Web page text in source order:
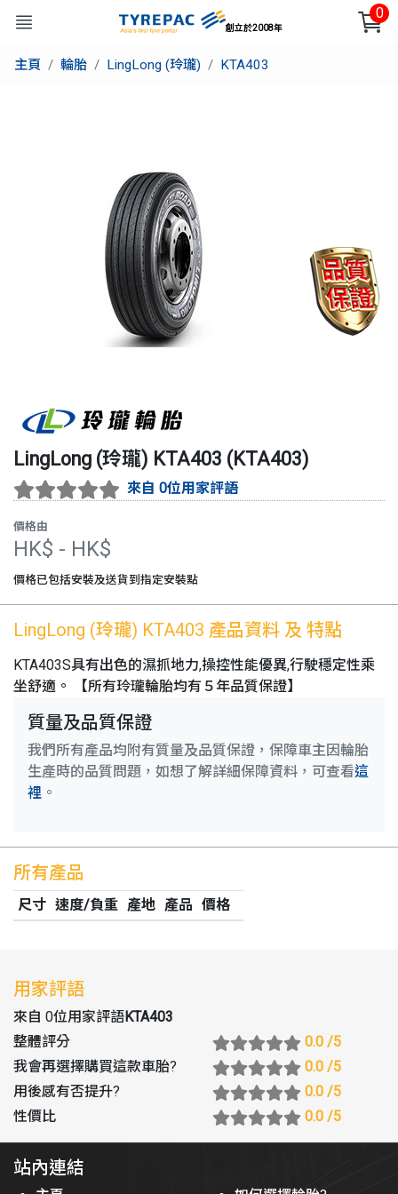
創立於2008年
0
主頁 輪胎 LingLong (玲瓏) KTA403
LingLong (玲瓏) KTA403 (KTA403)
來自 0位用家評語
價格由
HK$ - HK$
價格已包括安裝及送貨到指定安裝點
LingLong (玲瓏) KTA403 產品資料 及 特點
KTA403S具有出色的濕抓地力,操控性能優異,行駛穩定性乘
坐舒適。 【所有玲瓏輪胎均有５年品質保證】
質量及品質保證
我們所有產品均附有質量及品質保證，保障車主因輪胎
生產時的品質問題，如想了解詳細保障資料，可查看這
裡 。
所有產品
尺寸 速度/負重 產地 產品 價格
用家評語
來自 0位用家評語KTA403
整體評分
0.0 /5
我會再選擇購買這款車胎? 0.0 /5
用後感有否提升? 0.0 /5
性價比
0.0 /5
站內連結